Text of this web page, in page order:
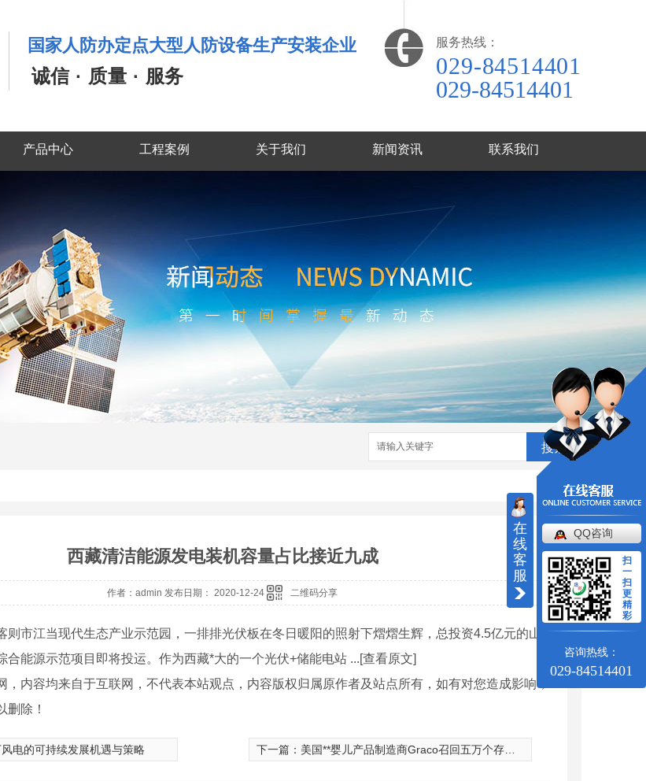
国家人防办定点大型人防设备生产安装企业
诚信 · 质量 · 服务
服务热线：
029-84514401
029-84514401
产品中心 工程案例 关于我们 新闻资讯 联系我们
搜索
西藏清洁能源发电装机容量占比接近九成
作者：admin 发布日期： 2020-12-24 二维码分享
则市江当现代生态产业示范园，一排排光伏板在冬日暖阳的照射下熠熠生辉，总投资4.5亿元的山
合能源示范项目即将投运。作为西藏*大的一个光伏+储能电站 ...[查看原文]
，内容均来自于互联网，不代表本站观点，内容版权归属原作者及站点所有，如有对您造成影响，
删除！
电的可持续发展机遇与策略 下一篇： 美国**婴儿产品制造商Graco召回五万个存在重大 隐患的婴儿摇篮配件
在
线
客
服
QQ咨询
扫
一
扫
更
精
彩
咨询热线：
029-84514401